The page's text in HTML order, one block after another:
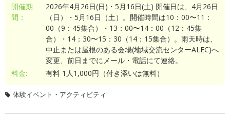
開催期
間：
2026年4月26日(日)・5月16日(土) 開催日は、4月26日
（日）・5月16日（土）。開催時間は10：00〜11：
00（9：45集合）・13：00〜14：00（12：45集
合）・14：30〜15：30（14：15集合）。雨天時は、
中止または屋根のある会場(地域交流センターALEC)へ
変更、前日までにメール・電話にて連絡。
料金:
有料 1人1,000円（付き添いは無料）
体験イベント・アクティビティ